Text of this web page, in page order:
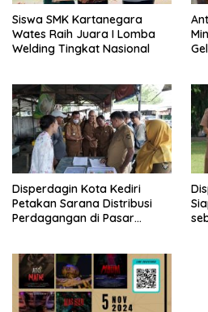
Siswa SMK Kartanegara
Wates Raih Juara I Lomba
Welding Tingkat Nasional
Disperdagin Kota Kediri
Petakan Sarana Distribusi
Perdagangan di Pasar